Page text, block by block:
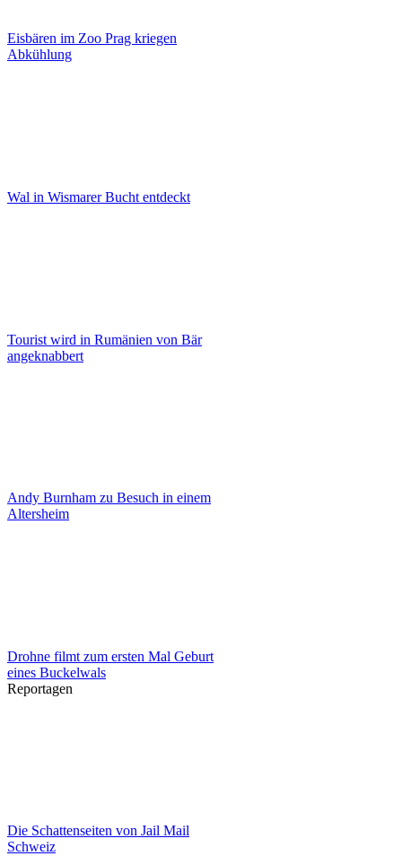
Eisbären im Zoo Prag kriegen
Abkühlung
Wal in Wismarer Bucht entdeckt
Tourist wird in Rumänien von Bär
angeknabbert
Andy Burnham zu Besuch in einem
Altersheim
Drohne filmt zum ersten Mal Geburt
eines Buckelwals
Reportagen
Die Schattenseiten von Jail Mail
Schweiz